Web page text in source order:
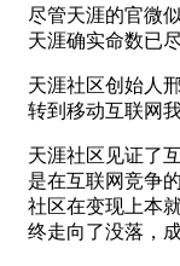
尽管天涯的官微
天涯确实命数已
天涯社区创始人
转到移动互联网
天涯社区见证了
是在互联网竞争
社区在变现上本
终走向了没落，